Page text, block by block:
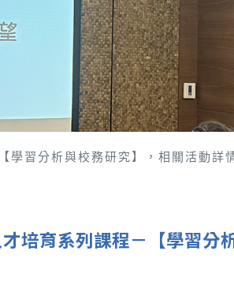
習分析與校務研究】，相關活動詳
培育系列課程－【學習分